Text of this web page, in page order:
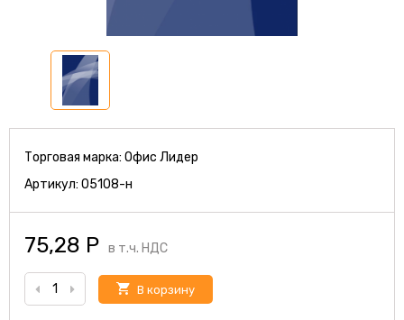
Торговая марка: Офис Лидер
Артикул: 05108-н
75,28 Р в т.ч. НДС
В корзину